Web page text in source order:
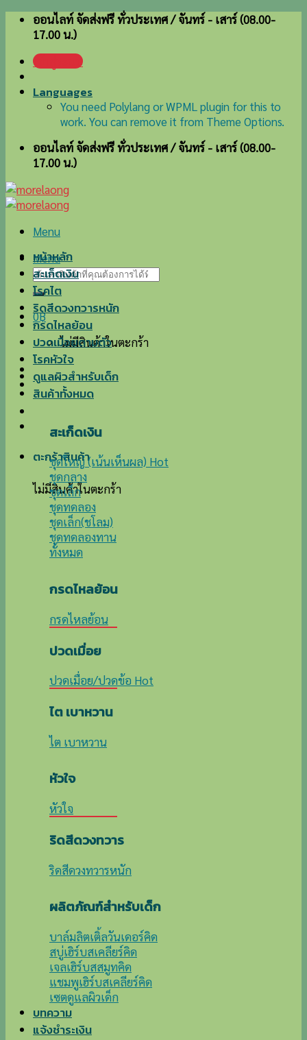
Skip ออนไลท์ จัดส่งฟรี ทั่วประเทศ / จันทร์ - เสาร์ (08.00-
17.00 น.)
เข้าสู่ระบบ
Languages
You need Polylang or WPML plugin for this to
work. You can remove it from Theme Options.
ออนไลท์ จัดส่งฟรี ทั่วประเทศ / จันทร์ - เสาร์ (08.00-
17.00 น.)
Menu
Menu
ค้นหา:
0฿
ไม่มีสินค้าในตะกร้า
ตะกร้าสินค้า
ไม่มีสินค้าในตะกร้า
หน้าหลัก
สะเก็ดเงิน
โรคไต
ริดสีดวงทวารหนัก
กรดไหลย้อน
ปวดเมื่อยตามตัว
โรคหัวใจ
ดูแลผิวสำหรับเด็ก
สินค้าทั้งหมด
สะเก็ดเงิน
ชุดใหญ่ (เน้นเห็นผล)
ชุดกลาง
ชุดเล็ก
ชุดทดลอง
ชุดเล็ก(ชโลม)
ชุดทดลองทาน
ทั้งหมด
กรดไหลย้อน
กรดไหลย้อน
ปวดเมื่อย
ปวดเมื่อย/ปวดข้อ
ไต เบาหวาน
ไต เบาหวาน
หัวใจ
หัวใจ
ริดสีดวงทวาร
ริดสีดวงทวารหนัก
ผลิตภัณฑ์สำหรับเด็ก
บาล์มลิตเติ้ลวันเดอร์คิด
สบู่เฮิร์บสเคลียร์คิด
เจลเฮิร์บสสมูทคิด
แชมพูเฮิร์บสเคลียร์คิด
เซตดูแลผิวเด็ก
บทความ
แจ้งชำระเงิน